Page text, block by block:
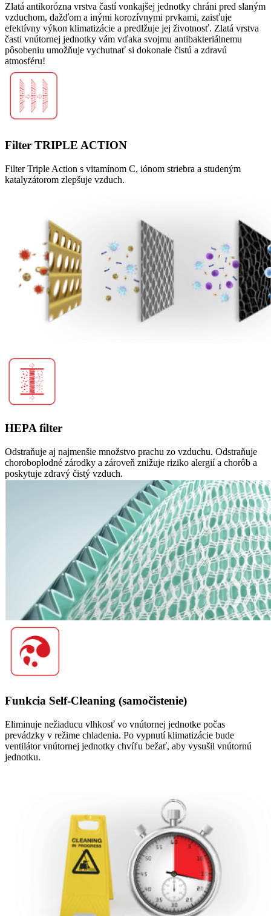
Zlatá antikorózna vrstva častí vonkajšej jednotky chráni pred slaným
vzduchom, dažďom a inými korozívnymi prvkami, zaisťuje
efektívny výkon klimatizácie a predlžuje jej životnosť. Zlatá vrstva
časti vnútornej jednotky vám vďaka svojmu antibakteriálnemu
pôsobeniu umožňuje vychutnať si dokonale čistú a zdravú
atmosféru!
Filter TRIPLE ACTION
Filter Triple Action s vitamínom C, iónom striebra a studeným
katalyzátorom zlepšuje vzduch.
HEPA filter
Odstraňuje aj najmenšie množstvo prachu zo vzduchu. Odstraňuje
choroboplodné zárodky a zároveň znižuje riziko alergií a chorôb a
poskytuje zdravý čistý vzduch.
Funkcia Self-Cleaning (samočistenie)
Eliminuje nežiaducu vlhkosť vo vnútornej jednotke počas
prevádzky v režime chladenia. Po vypnutí klimatizácie bude
ventilátor vnútornej jednotky chvíľu bežať, aby vysušil vnútornú
jednotku.